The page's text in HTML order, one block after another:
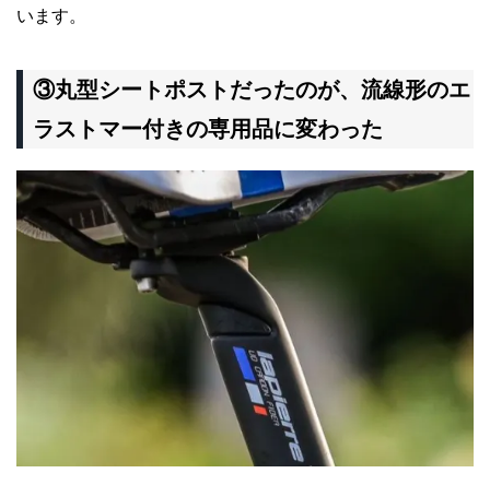
います。
③丸型シートポストだったのが、流線形のエ
ラストマー付きの専用品に変わった